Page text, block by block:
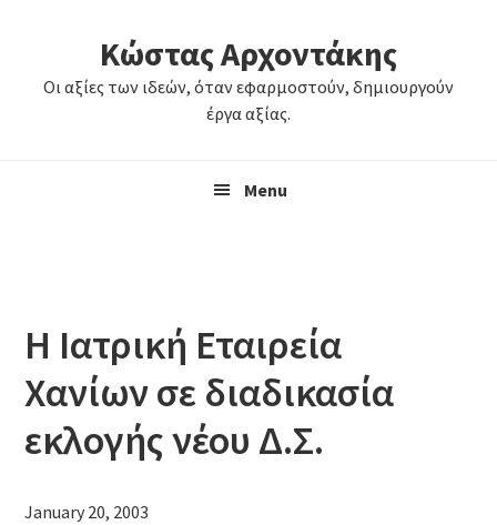
primary
Κώστας Αρχοντάκης
Οι αξίες των ιδεών, όταν εφαρμοστούν, δημιουργούν
έργα αξίας.
Menu
Η Ιατρική Εταιρεία
Χανίων σε διαδικασία
εκλογής νέου Δ.Σ.
January 20, 2003